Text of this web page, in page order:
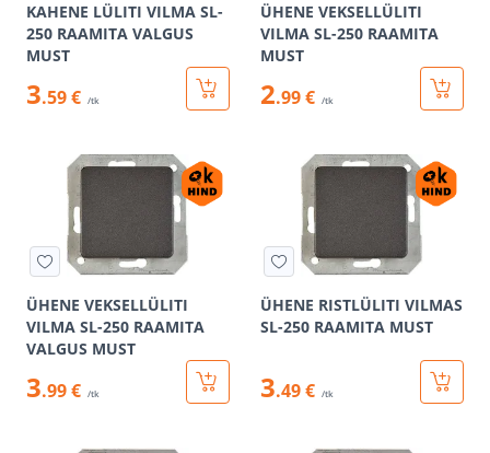
KAHENE LÜLITI VILMA SL-
250 RAAMITA VALGUS
MUST
3.59 € /tk
ÜHENE VEKSELLÜLITI
VILMA SL-250 RAAMITA
MUST
2.99 € /tk
ÜHENE VEKSELLÜLITI
VILMA SL-250 RAAMITA
VALGUS MUST
3.99 € /tk
ÜHENE RISTLÜLITI VILMAS
SL-250 RAAMITA MUST
3.49 € /tk